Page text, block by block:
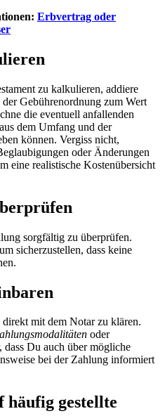
Erbvertrag oder
zu kalkulieren, addiere
Gebührenordnung zum Wert
die eventuell anfallenden
dem Umfang und der
können. Vergiss nicht,
oder Änderungen
eine realistische Kostenübersicht
sorgfältig zu überprüfen.
sicherzustellen, dass keine
mit dem Notar zu klären.
oder
dass Du auch über mögliche
bei der Zahlung informiert
gestellte